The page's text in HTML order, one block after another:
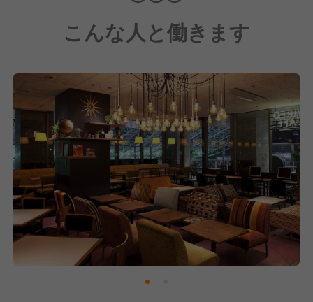
◆おしゃれで開放的な空間！
ウッド調やモダンなインテリアで、居心地の良さと都
◆シーンに合わせた利用！
カフェ使いはもちろん、ランチ・ディナー・バータイ
ムまで、多様なシーンに対応。
◆カルチャーを発信！
アート展示やコラボイベントなど、食だけでなくカル
チャーも楽しめる場を演出。
-----------------------------------------------------
＼WIRED CAFEをはじめ、WIRED KITCHENなど姉妹
ブランドも展開しています！／
こんな人と働きます